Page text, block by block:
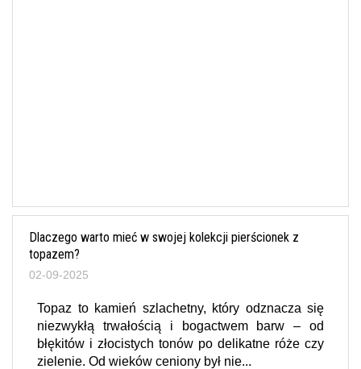
Dlaczego warto mieć w swojej kolekcji pierścionek z
topazem?
02-09-2025
Topaz to kamień szlachetny, który odznacza się
niezwykłą trwałością i bogactwem barw – od
błękitów i złocistych tonów po delikatne róże czy
zielenie. Od wieków ceniony był nie...